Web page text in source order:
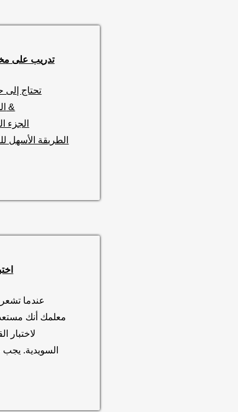
تدريب على
تحتاج إلى
الجزء الأول (النظري) &
الجزء
الطريقة الأسهل
عندما
معلمك أنك
لاختبار
السويدية. يجب